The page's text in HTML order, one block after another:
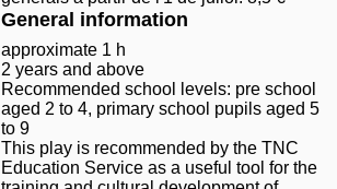
General information
approximate 1 h
2 years and above
Recommended school levels: pre school
aged 2 to 4, primary school pupils aged 5
to 9
This play is recommended by the TNC
Education Service as a useful tool for the